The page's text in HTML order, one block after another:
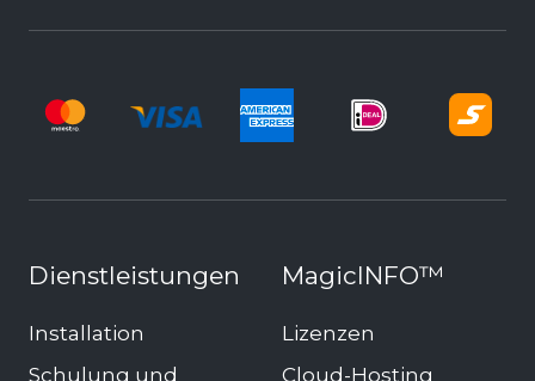
Dienstleistungen
Installation
Schulung und
MagicINFO™
Lizenzen
Cloud-Hosting